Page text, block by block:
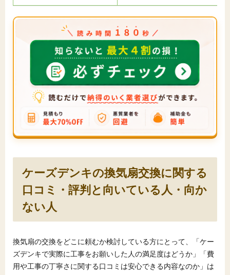
ケーズデンキの換気扇交換に関する
口コミ・評判と向いている人・向か
ない人
換気扇の交換をどこに頼むか検討している方にとって、「ケー
ズデンキで実際に工事をお願いした人の満足度はどうか」「費
用や工事の丁寧さに関する口コミは安心できる内容なのか」は